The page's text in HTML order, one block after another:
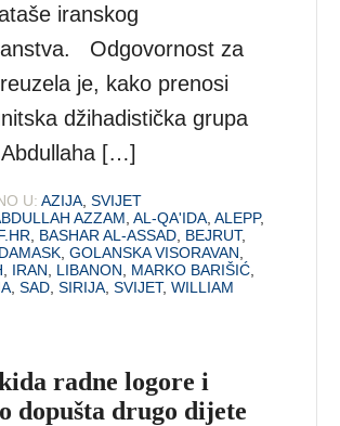
iranskog
Odgovornost za
je, kako prenosi
džihadistička grupa
Abdullaha […]
U: AZIJA ,SVIJET
AZZAM ,AL-QA'IDA ,ALEPP,
BASHAR AL-ASSAD BEJRUT,
DAMASK ,GOLANSKA VISORAVAN
IRAN LIBANON MARKO BARIŠIĆ
,SAD ,SIRIJA ,SVIJET,WILLIAM
radne logore i
dopušta drugo dijete